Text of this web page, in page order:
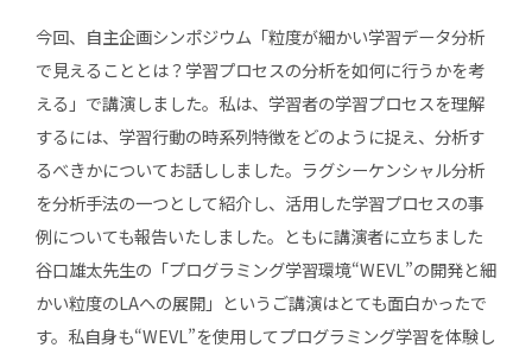
今回、自主企画シンポジウム「粒度が細かい学習データ分析
で見えることとは？学習プロセスの分析を如何に行うかを考
える」で講演しました。私は、学習者の学習プロセスを理解
するには、学習行動の時系列特徴をどのように捉え、分析す
るべきかについてお話ししました。ラグシーケンシャル分析
を分析手法の一つとして紹介し、活用した学習プロセスの事
例についても報告いたしました。ともに講演者に立ちました
谷口雄太先生の「プログラミング学習環境“WEVL”の開発と細
かい粒度のLAへの展開」というご講演はとても面白かったで
す。私自身も“WEVL”を使用してプログラミング学習を体験し